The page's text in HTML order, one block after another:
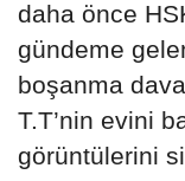
daha önce
gündeme
boşanma
T.T’nin evini
görüntülerini